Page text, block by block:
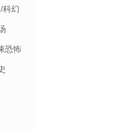
科幻
恐怖